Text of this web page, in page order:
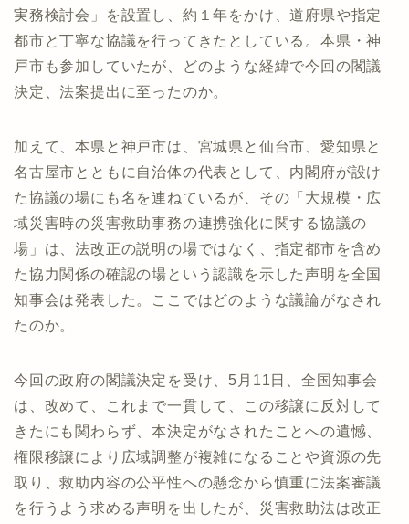
実務検討会」を設置し、約１年をかけ、道府県や指定
都市と丁寧な協議を行ってきたとしている。本県・神
戸市も参加していたが、どのような経緯で今回の閣議
決定、法案提出に至ったのか。
加えて、本県と神戸市は、宮城県と仙台市、愛知県と
名古屋市とともに自治体の代表として、内閣府が設け
た協議の場にも名を連ねているが、その「大規模・広
域災害時の災害救助事務の連携強化に関する協議の
場」は、法改正の説明の場ではなく、指定都市を含め
た協力関係の確認の場という認識を示した声明を全国
知事会は発表した。ここではどのような議論がなされ
たのか。
今回の政府の閣議決定を受け、5月11日、全国知事会
は、改めて、これまで一貫して、この移譲に反対して
きたにも関わらず、本決定がなされたことへの遺憾、
権限移譲により広域調整が複雑になることや資源の先
取り、救助内容の公平性への懸念から慎重に法案審議
を行うよう求める声明を出したが、災害救助法は改正